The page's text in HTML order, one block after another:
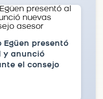
Egüen presentó
y anunció
el consejo